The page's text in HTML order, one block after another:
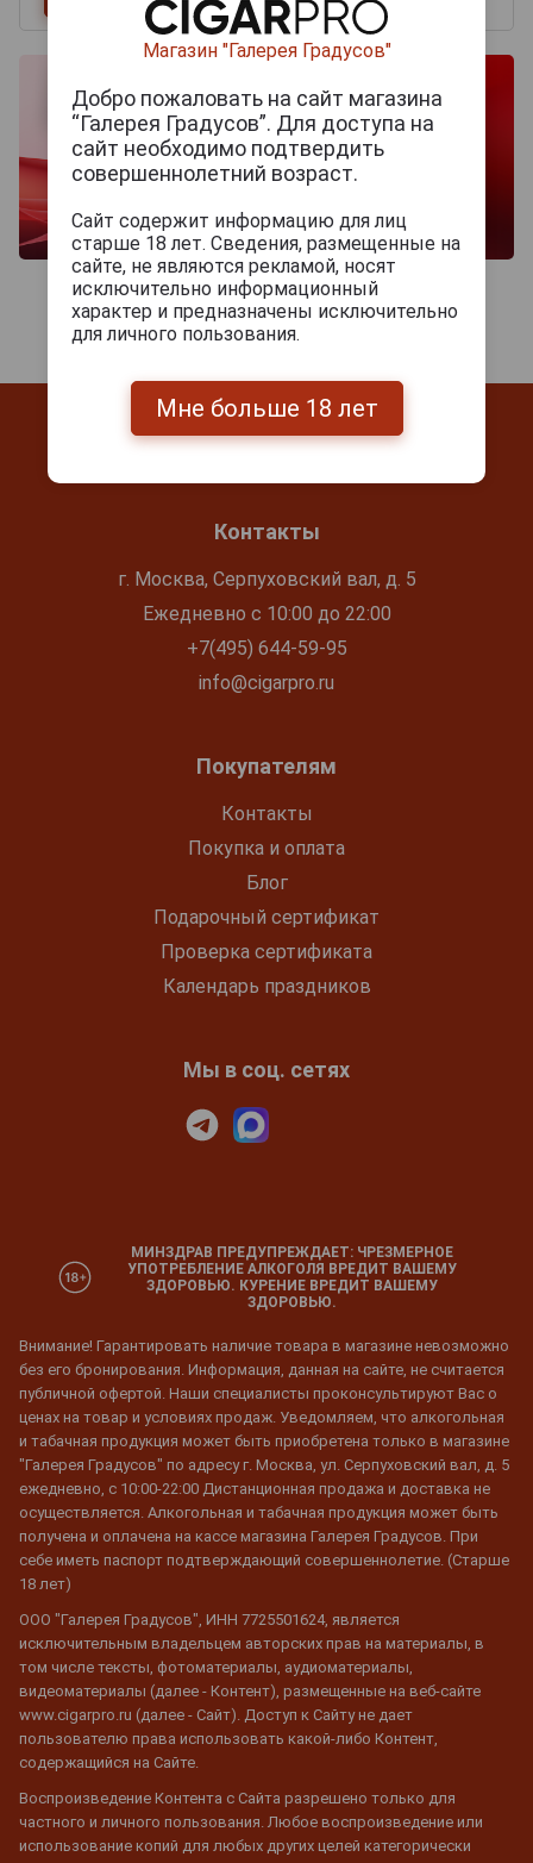
Контакты
г. Москва, Серпуховский вал, д. 5
Ежедневно с 10:00 до 22:00
+7(495) 644-59-95
info@cigarpro.ru
Покупателям
Контакты
Покупка и оплата
Блог
Подарочный сертификат
Проверка сертификата
Календарь праздников
Мы в соц. сетях
МИНЗДРАВ ПРЕДУПРЕЖДАЕТ: ЧРЕЗМЕРНОЕ
УПОТРЕБЛЕНИЕ АЛКОГОЛЯ ВРЕДИТ ВАШЕМУ
ЗДОРОВЬЮ. КУРЕНИЕ ВРЕДИТ ВАШЕМУ
ЗДОРОВЬЮ.
Внимание! Гарантировать наличие товара в магазине невозможно
без его бронирования. Информация, данная на сайте, не считается
публичной офертой. Наши специалисты проконсультируют Вас о
ценах на товар и условиях продаж. Уведомляем, что алкогольная
и табачная продукция может быть приобретена только в магазине
"Галерея Градусов" по адресу г. Москва, ул. Серпуховский вал, д. 5
ежедневно, с 10:00-22:00 Дистанционная продажа и доставка не
осуществляется. Алкогольная и табачная продукция может быть
получена и оплачена на кассе магазина Галерея Градусов. При
себе иметь паспорт подтверждающий совершеннолетие. (Старше
18 лет)
ООО "Галерея Градусов", ИНН 7725501624, является
исключительным владельцем авторских прав на материалы, в
том числе тексты, фотоматериалы, аудиоматериалы,
видеоматериалы (далее - Контент), размещенные на веб-сайте
www.cigarpro.ru (далее - Сайт). Доступ к Сайту не дает
пользователю права использовать какой-либо Контент,
содержащийся на Сайте.
Воспроизведение Контента с Сайта разрешено только для
частного и личного пользования. Любое воспроизведение или
использование копий для любых других целей категорически
Магазин "Галерея Градусов"
Добро пожаловать на сайт магазина
“Галерея Градусов”. Для доступа на
сайт необходимо подтвердить
совершеннолетний возраст.
Сайт содержит информацию для лиц
старше 18 лет. Сведения, размещенные на
сайте, не являются рекламой, носят
исключительно информационный
характер и предназначены исключительно
для личного пользования.
Мне больше 18 лет